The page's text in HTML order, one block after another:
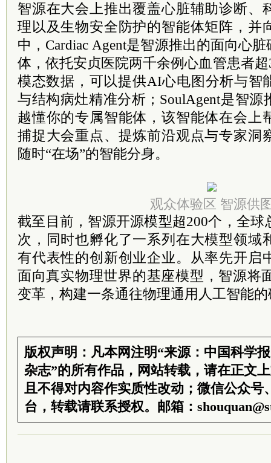
智源在大会上推出覆盖心脏辅助诊断、
理以及生物安全防护的智能体矩阵，并
中，Cardiac Agent是智源推出的面向心
体，依托安贞医院两千余例心血管患者
模态数据，可以提供AI心电图分析与智
与结构病灶精准分析；SoulAgent是智
越懂你的专属智能体，该智能体在会上
捕捉大会重点、提炼前沿观点与专家洞
随时“在场”的智能分身。
观众体验区 智源供
截至目前，智源开源模型超200个，全球
次，同时也孵化了一系列在大模型领域
有代表性的创新创业企业。从率先开启
面向真实物理世界的基座模型，智源将
变革，构建一条通往物理通用人工智能
版权声明：凡本网注明“来源：中国科学
杂志”的所有作品，网站转载，请在正文
且不得对内容作实质性改动；微信公众号
台，转载请联系授权。邮箱：